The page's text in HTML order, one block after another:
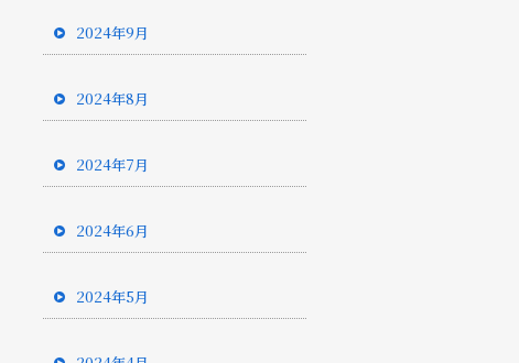
2024年9月
2024年8月
2024年7月
2024年6月
2024年5月